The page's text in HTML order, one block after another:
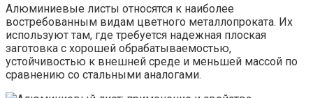
Алюминиевые листы относятся к наиболее
востребованным видам цветного металлопроката. Их
используют там, где требуется надежная плоская
заготовка с хорошей обрабатываемостью,
устойчивостью к внешней среде и меньшей массой по
сравнению со стальными аналогами.